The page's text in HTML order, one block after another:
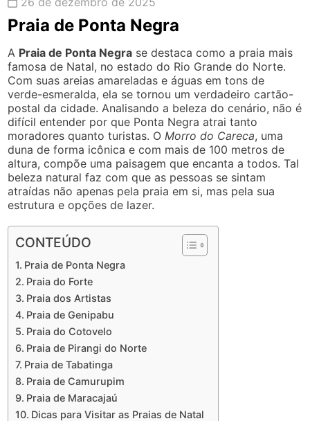
Praia de Ponta Negra
A Praia de Ponta Negra se destaca como a praia mais
famosa de Natal, no estado do Rio Grande do Norte.
Com suas areias amareladas e águas em tons de
verde-esmeralda, ela se tornou um verdadeiro cartão-
postal da cidade. Analisando a beleza do cenário, não é
difícil entender por que Ponta Negra atrai tanto
moradores quanto turistas. O Morro do Careca, uma
duna de forma icônica e com mais de 100 metros de
altura, compõe uma paisagem que encanta a todos. Tal
beleza natural faz com que as pessoas se sintam
atraídas não apenas pela praia em si, mas pela sua
estrutura e opções de lazer.
CONTEÚDO
Praia de Ponta Negra
Praia do Forte
Praia dos Artistas
Praia de Genipabu
Praia do Cotovelo
Praia de Pirangi do Norte
Praia de Tabatinga
Praia de Camurupim
Praia de Maracajaú
Dicas para Visitar as Praias de Natal